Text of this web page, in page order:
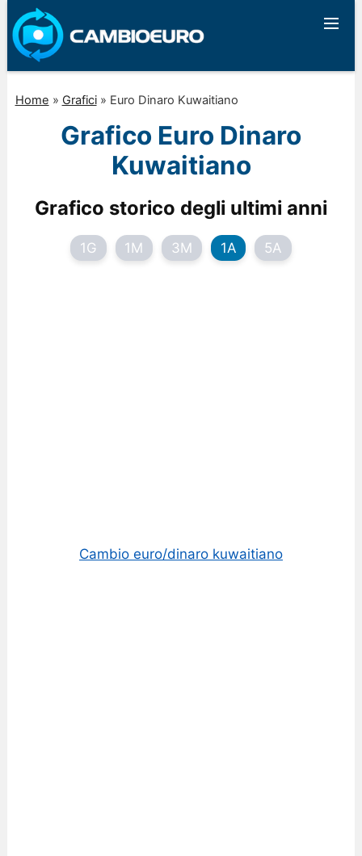
Home » Grafici» Euro Dinaro Kuwaitiano
Grafico Euro Dinaro
Kuwaitiano
Grafico storico degli ultimi anni
1G 1M 3M 1A 5A
Cambio euro/dinaro kuwaitiano